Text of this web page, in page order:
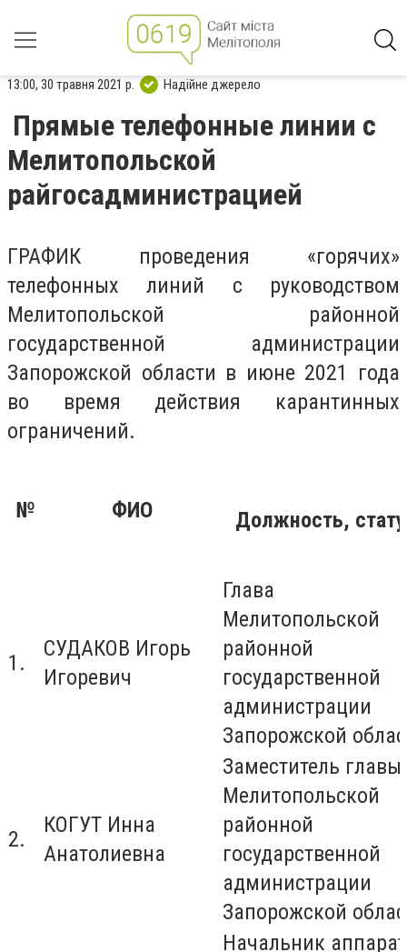
13:00, 30 травня 2021 р. Надійне джерело
Прямые телефонные линии с
Мелитопольской
райгосадминистрацией
ГРАФИК проведения «горячих»
телефонных линий с руководством
Мелитопольской районной
государственной администрации
Запорожской области в июне 2021 года
во время действия карантинных
ограничений.
№ ФИО Должность,
1.
СУДАКОВ Игорь
Игоревич
Глава
Мелитопольской
районной
государственной
администрации
Запорожской
2.
КОГУТ Инна
Анатолиевна
Заместитель главы
Мелитопольской
районной
государственной
администрации
Запорожской
Начальник